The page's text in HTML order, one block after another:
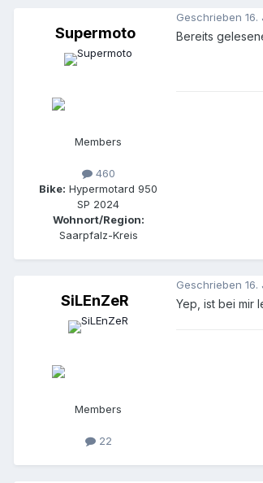
Supermoto
Members
460
Bike: Hypermotard 950
SP 2024
Wohnort/Region:
Saarpfalz-Kreis
Geschrieben 16.
Bereits
SiLEnZeR
Members
22
Geschrieben 16.
Yep, ist bei mir